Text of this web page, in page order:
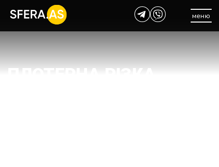
меню
ПЛОТЕРНА РІЗКА